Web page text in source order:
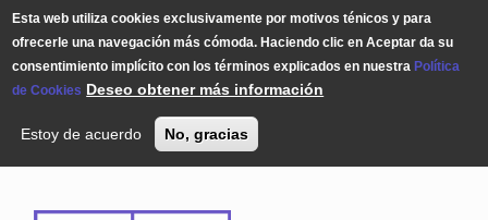
Esta web utiliza cookies exclusivamente por motivos ténicos y para
ofrecerle una navegación más cómoda. Haciendo clic en Aceptar da su
consentimiento implícito con los términos explicados en nuestra Política
de Cookies Deseo obtener más información
Estoy de acuerdo No, gracias